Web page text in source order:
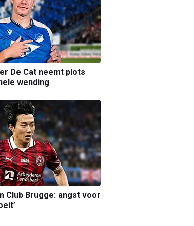
De Cat neemt plots
wending
Club Brugge: angst voor